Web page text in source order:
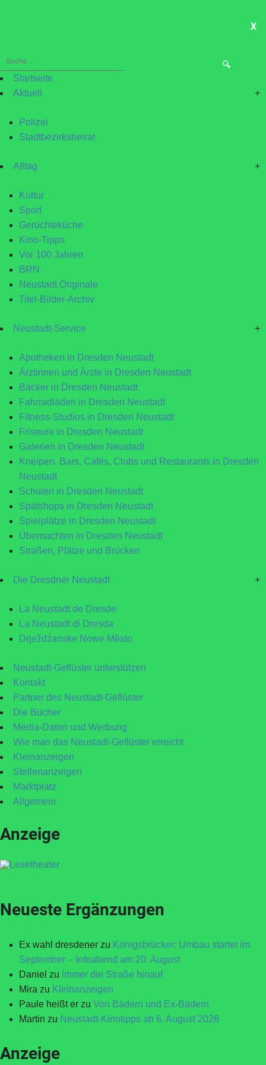
X
Suche
nach:Startseite
Aktuell
+
Polizei
Stadtbezirksbeirat
Alltag +
Kultur
Sport
Gerüchteküche
Kino-Tipps
Vor 100 Jahren
BRN
Neustadt Originale
Titel-Bilder-Archiv
Neustadt-Service +
Apotheken in Dresden Neustadt
Ärztinnen und Ärzte in Dresden Neustadt
Bäcker in Dresden Neustadt
Fahrradläden in Dresden Neustadt
Fitness-Studios in Dresden Neustadt
Friseure in Dresden Neustadt
Galerien in Dresden Neustadt
Kneipen, Bars, Cafés, Clubs und Restaurants in Dresden
Neustadt
Schulen in Dresden Neustadt
Spätshops in Dresden Neustadt
Spielplätze in Dresden Neustadt
Übernachten in Dresden Neustadt
Straßen, Plätze und Brücken
Die Dresdner Neustadt +
La Neustadt de Dresde
La Neustadt di Dresda
Drježdźanske Nowe Město
Neustadt-Geflüster unterstützen
Kontakt
Partner des Neustadt-Geflüster
Die Bücher
Media-Daten und Werbung
Wie man das Neustadt-Geflüster erreicht
Kleinanzeigen
Stellenanzeigen
Marktplatz
Allgemein
Anzeige
Neueste Ergänzungen
Ex wahl dresdener zu Königsbrücker: Umbau startet im
September – Infoabend am 20. August
Daniel zu Immer die Straße hinauf
Mira zu Kleinanzeigen
Paule heißt er zu Von Bädern und Ex-Bädern
Martin zu Neustadt-Kinotipps ab 6. August 2026
Anzeige